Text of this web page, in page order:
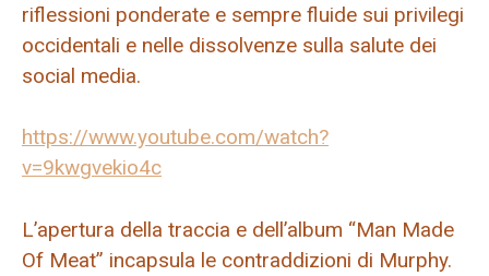
riflessioni ponderate e sempre fluide sui privilegi
occidentali e nelle dissolvenze sulla salute dei
social media.
https://www.youtube.com/watch?
v=9kwgvekio4c
L’apertura della traccia e dell’album “Man Made
Of Meat” incapsula le contraddizioni di Murphy.